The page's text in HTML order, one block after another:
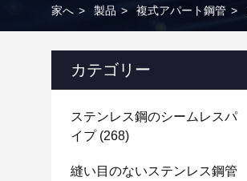
家へ > 製品 > 複式アパート鋼管 >
カテゴリー
ステンレス鋼のシームレスパ
イプ(268)
縫い目のないステンレス鋼管